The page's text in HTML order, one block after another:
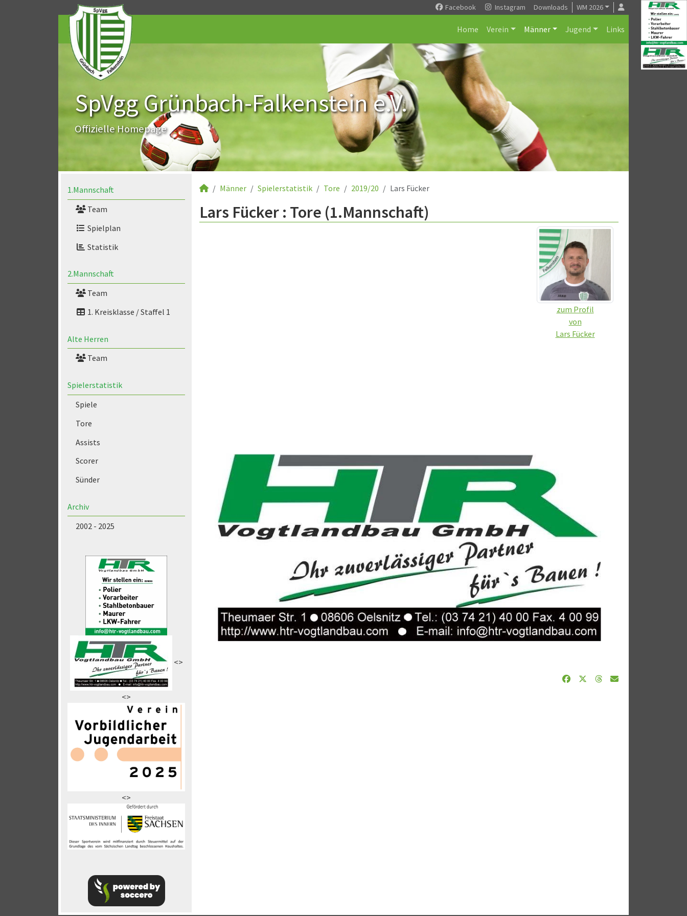
Facebook Instagram Downloads WM 2026
Home Verein Männer Jugend Links
SpVgg Grünbach-Falkenstein e.V.
Offizielle Homepage
1.Mannschaft
Team
Spielplan
Statistik
2.Mannschaft
Team
1. Kreisklasse / Staffel 1
Alte Herren
Team
Spielerstatistik
Spiele
Tore
Assists
Scorer
Sünder
Archiv
2002 - 2025
<>
<>
<>
Männer Spielerstatistik Tore 2019/20 Lars Fücker
Lars Fücker : Tore (1.Mannschaft)
zum Profil
von
Lars Fücker